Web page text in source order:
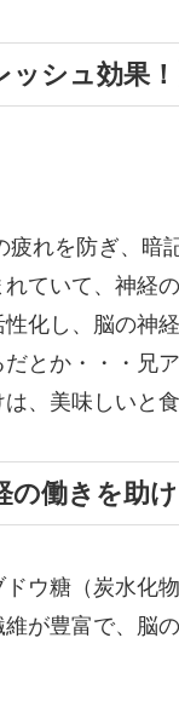
シュ効果！
れを防ぎ、暗
ていて、神経
化し、脳の神
とか・・・兄
、美味しいと食
働きを助け
ウ糖（炭水化
が豊富で、脳